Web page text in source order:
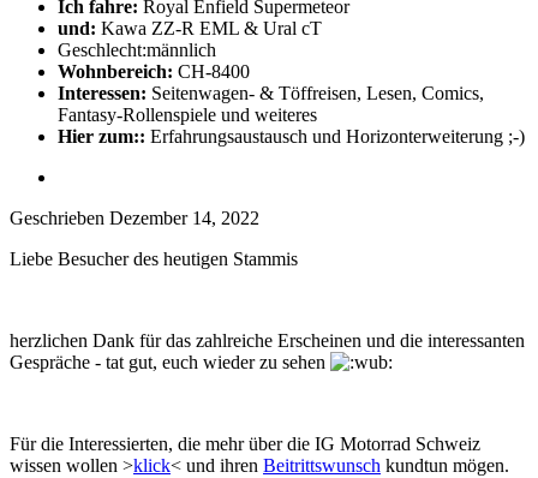
Ich fahre: Royal Enfield Supermeteor
und: Kawa ZZ-R EML & Ural cT
Geschlecht:männlich
Wohnbereich: CH-8400
Interessen: Seitenwagen- & Töffreisen, Lesen, Comics,
Fantasy-Rollenspiele und weiteres
Hier zum:: Erfahrungsaustausch und Horizonterweiterung ;-)
Geschrieben Dezember 14, 2022
Liebe Besucher des heutigen Stammis
herzlichen Dank für das zahlreiche Erscheinen und die interessanten
Gespräche - tat gut, euch wieder zu sehen
Für die Interessierten, die mehr über die IG Motorrad Schweiz
wissen wollen >klick< und ihren Beitrittswunsch kundtun mögen.